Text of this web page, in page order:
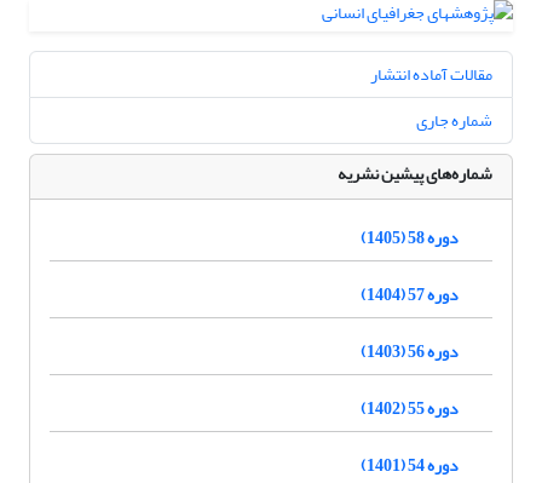
مقالات آماده انتشار
شماره جاری
شماره‌های پیشین نشریه
دوره 58 (1405)
دوره 57 (1404)
دوره 56 (1403)
دوره 55 (1402)
دوره 54 (1401)